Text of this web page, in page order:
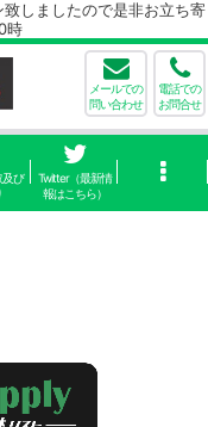
したので是非お立ち寄
時
メールでの
問い合わせ
電話での
お問合せ
び
Twitter（最新情
報はこちら）